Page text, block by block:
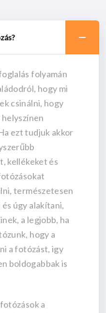
folyamán
hogy mi
csinálni, hogy
ezt tudjuk akkor
kellékeket és
természetesen
úgy alakítani,
a legjobb, ha
hogy a
a fotózást, igy
boldogabbak is
a